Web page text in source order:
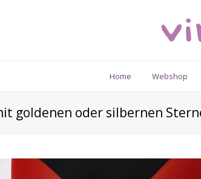
Home Webshop
goldenen oder silbernen